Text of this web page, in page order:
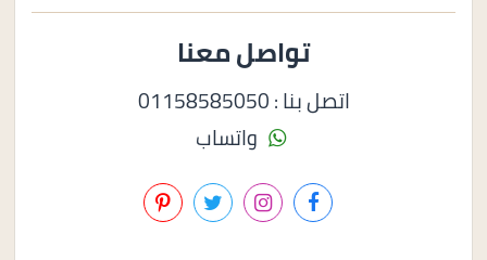
تواصل معنا
اتصل بنا : 01158585050
واتساب